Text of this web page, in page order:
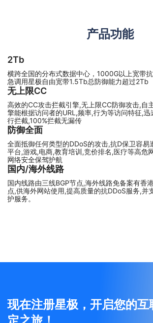
产品功能
2Tb
横跨全国的分布式数据中心，1000G以上宽带
急调用星极自由宽带1.5Tb总防御能力超过2Tb
无上限CC
高效的CC攻击拦截引擎,无上限CC防御攻击,自
擎能根据访问者的URL,频率,行为等访问特征,
行拦截,100%拦截无漏传
防御全面
全面抵御任何类型的DDoS的攻击,抗D保卫容易
平台,游戏,电商,教育培训,竞价排名,医疗等高危
网络安全保驾护航
国内/海外线路
国内线路由三线BGP节点,海外线路免备案有香
点,供海外网站使用,提高质量的抗DDoS服务,并
护服务。
现在注册星极，开启您的互